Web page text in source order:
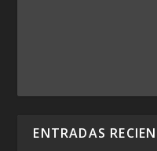
ENTRADAS